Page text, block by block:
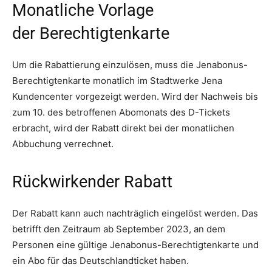
Monatliche Vorlage
der Berechtigtenkarte
Um die Rabattierung einzulösen, muss die Jenabonus-
Berechtigtenkarte monatlich im Stadtwerke Jena
Kundencenter vorgezeigt werden. Wird der Nachweis bis
zum 10. des betroffenen Abomonats des D-Tickets
erbracht, wird der Rabatt direkt bei der monatlichen
Abbuchung verrechnet.
Rückwirkender Rabatt
Der Rabatt kann auch nachträglich eingelöst werden. Das
betrifft den Zeitraum ab September 2023, an dem
Personen eine gültige Jenabonus-Berechtigtenkarte und
ein Abo für das Deutschlandticket haben.